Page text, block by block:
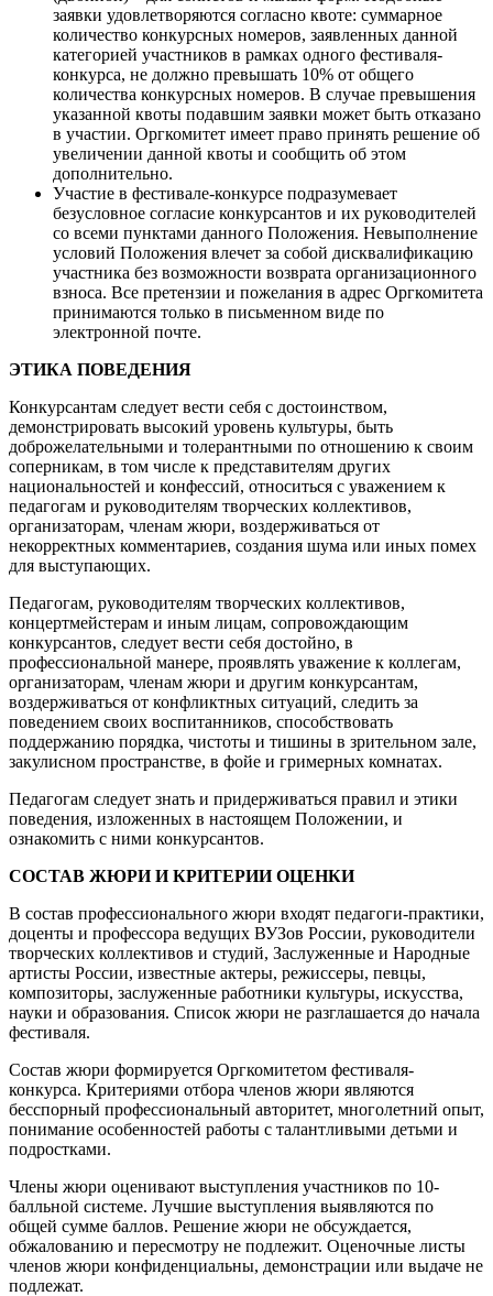
заявки удовлетворяются согласно квоте: суммарное
количество конкурсных номеров, заявленных данной
категорией участников в рамках одного фестиваля-
конкурса, не должно превышать 10% от общего
количества конкурсных номеров. В случае превышения
указанной квоты подавшим заявки может быть отказано
в участии. Оргкомитет имеет право принять решение об
увеличении данной квоты и сообщить об этом
дополнительно.
Участие в фестивале-конкурсе подразумевает
безусловное согласие конкурсантов и их руководителей
со всеми пунктами данного Положения. Невыполнение
условий Положения влечет за собой дисквалификацию
участника без возможности возврата организационного
взноса. Все претензии и пожелания в адрес Оргкомитета
принимаются только в письменном виде по
электронной почте.
ЭТИКА ПОВЕДЕНИЯ
Конкурсантам следует вести себя с достоинством,
демонстрировать высокий уровень культуры, быть
доброжелательными и толерантными по отношению к своим
соперникам, в том числе к представителям других
национальностей и конфессий, относиться с уважением к
педагогам и руководителям творческих коллективов,
организаторам, членам жюри, воздерживаться от
некорректных комментариев, создания шума или иных помех
для выступающих.
Педагогам, руководителям творческих коллективов,
концертмейстерам и иным лицам, сопровождающим
конкурсантов, следует вести себя достойно, в
профессиональной манере, проявлять уважение к коллегам,
организаторам, членам жюри и другим конкурсантам,
воздерживаться от конфликтных ситуаций, следить за
поведением своих воспитанников, способствовать
поддержанию порядка, чистоты и тишины в зрительном зале,
закулисном пространстве, в фойе и гримерных комнатах.
Педагогам следует знать и придерживаться правил и этики
поведения, изложенных в настоящем Положении, и
ознакомить с ними конкурсантов.
СОСТАВ ЖЮРИ И КРИТЕРИИ ОЦЕНКИ
В состав профессионального жюри входят педагоги-практики,
доценты и профессора ведущих ВУЗов России, руководители
творческих коллективов и студий, Заслуженные и Народные
артисты России, известные актеры, режиссеры, певцы,
композиторы, заслуженные работники культуры, искусства,
науки и образования. Список жюри не разглашается до начала
фестиваля.
Состав жюри формируется Оргкомитетом фестиваля-
конкурса. Критериями отбора членов жюри являются
бесспорный профессиональный авторитет, многолетний опыт,
понимание особенностей работы с талантливыми детьми и
подростками.
Члены жюри оценивают выступления участников по 10-
балльной системе. Лучшие выступления выявляются по
общей сумме баллов. Решение жюри не обсуждается,
обжалованию и пересмотру не подлежит. Оценочные листы
членов жюри конфиденциальны, демонстрации или выдаче не
подлежат.